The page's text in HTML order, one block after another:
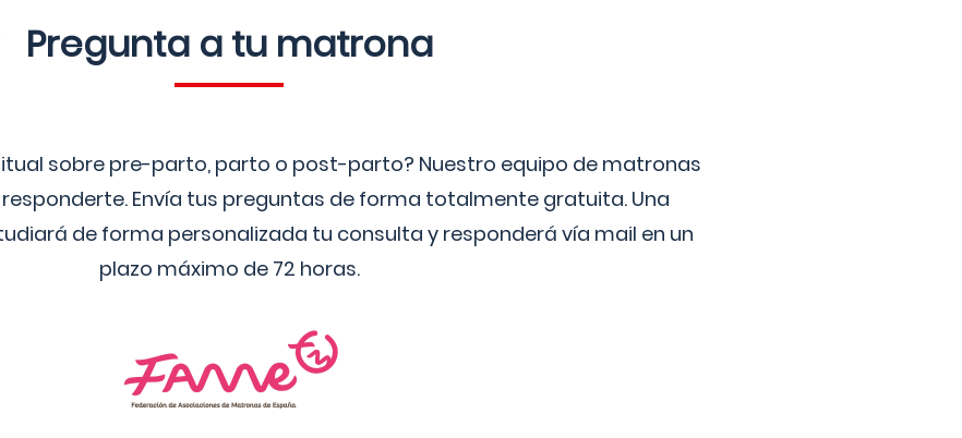
Pregunta a tu matrona
sobre pre-parto, parto o post-parto? Nuestro equipo de matronas
Envía tus preguntas de forma totalmente gratuita. Una
de forma personalizada tu consulta y responderá vía mail en un
plazo máximo de 72 horas.